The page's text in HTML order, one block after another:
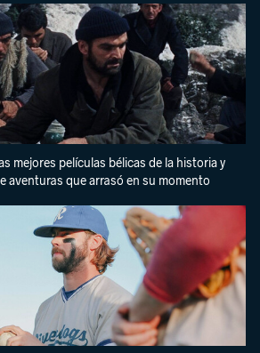
mejores películas bélicas de la historia y
aventuras que arrasó en su momento